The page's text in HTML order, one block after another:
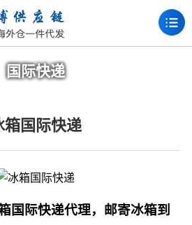
国际快递
箱国际快递
国际快递代理，邮寄冰箱到